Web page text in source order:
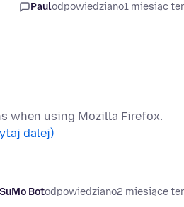
Paulodpowiedziano1 miesiąc
when using Mozilla Firefox.
dalej)
SuMo Botodpowiedziano2 miesiące